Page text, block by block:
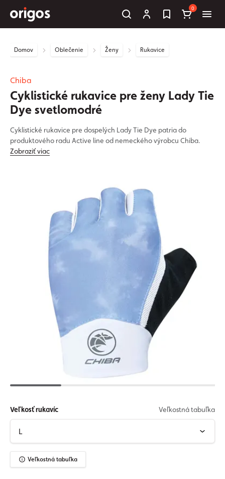
0
Domov Oblečenie Ženy Rukavice
Chiba
Cyklistické rukavice pre ženy Lady Tie
Dye svetlomodré
Cyklistické rukavice pre dospelých Lady Tie Dye patria do
produktového radu Active line od nemeckého výrobcu Chiba.
Zobraziť viac
Veľkosť rukavíc Veľkostná tabuľka
Veľkostná tabuľka